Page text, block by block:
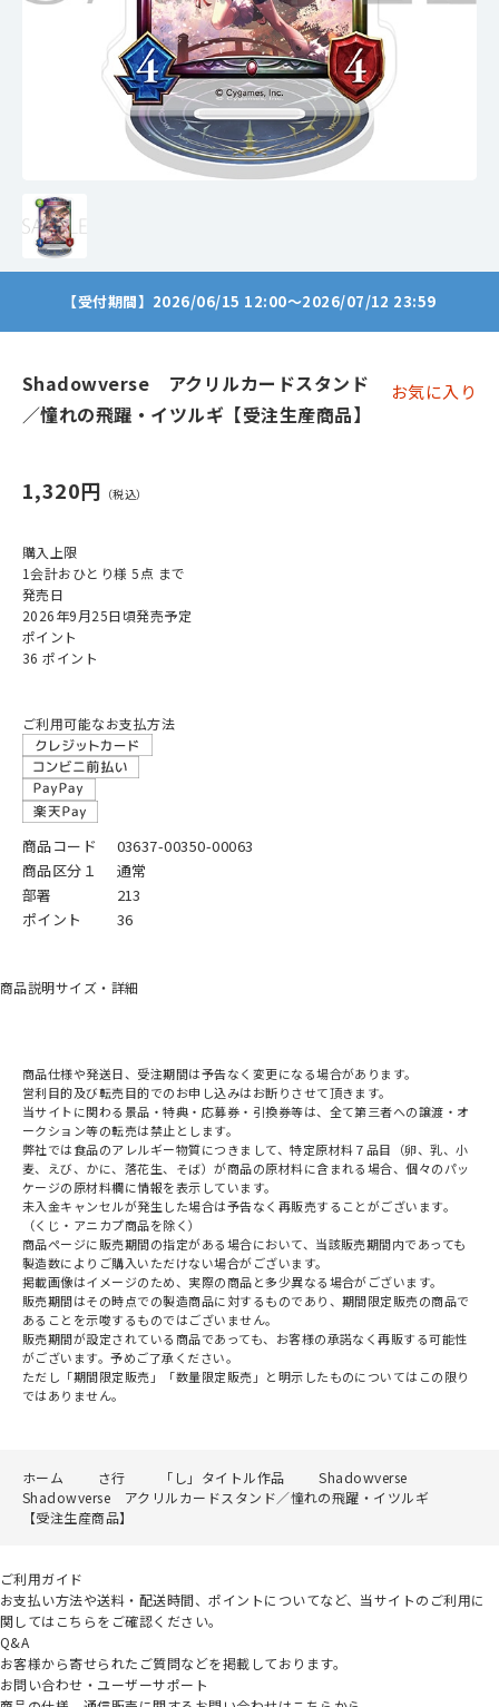
【受付期間】2026/06/15 12:00～2026/07/12 23:59
Shadowverse アクリルカードスタンド
／憧れの飛躍・イツルギ【受注生産商品】
お気に入り
1,320円
購入上限
1会計おひとり様 5点 まで
発売日
2026年9月25日頃発売予定
ポイント
36 ポイント
ご利用可能なお支払方法
商品コード
03637-00350-00063
商品区分１
通常
部署
213
ポイント
36
商品説明サイズ・詳細
商品仕様や発送日、受注期間は予告なく変更になる場合があります。
営利目的及び転売目的でのお申し込みはお断りさせて頂きます。
当サイトに関わる景品・特典・応募券・引換券等は、全て第三者への譲渡・オ
ークション等の転売は禁止とします。
弊社では食品のアレルギー物質につきまして、特定原材料７品目（卵、乳、小
麦、えび、かに、落花生、そば）が商品の原材料に含まれる場合、個々のパッ
ケージの原材料欄に情報を表示しています。
未入金キャンセルが発生した場合は予告なく再販売することがございます。
（くじ・アニカプ商品を除く）
商品ページに販売期間の指定がある場合において、当該販売期間内であっても
製造数によりご購入いただけない場合がございます。
掲載画像はイメージのため、実際の商品と多少異なる場合がございます。
販売期間はその時点での製造商品に対するものであり、期間限定販売の商品で
あることを示唆するものではございません。
販売期間が設定されている商品であっても、お客様の承諾なく再販する可能性
がございます。予めご了承ください。
ただし「期間限定販売」「数量限定販売」と明示したものについてはこの限り
ではありません。
ホーム さ行 「し」タイトル作品
Shadowverse
Shadowverse アクリルカードスタンド／憧れの飛躍・イツルギ
【受注生産商品】
ご利用ガイド
お支払い方法や送料・配送時間、ポイントについてなど、当サイトのご利用に
関してはこちらをご確認ください。
Q&A
お客様から寄せられたご質問などを掲載しております。
お問い合わせ・ユーザーサポート